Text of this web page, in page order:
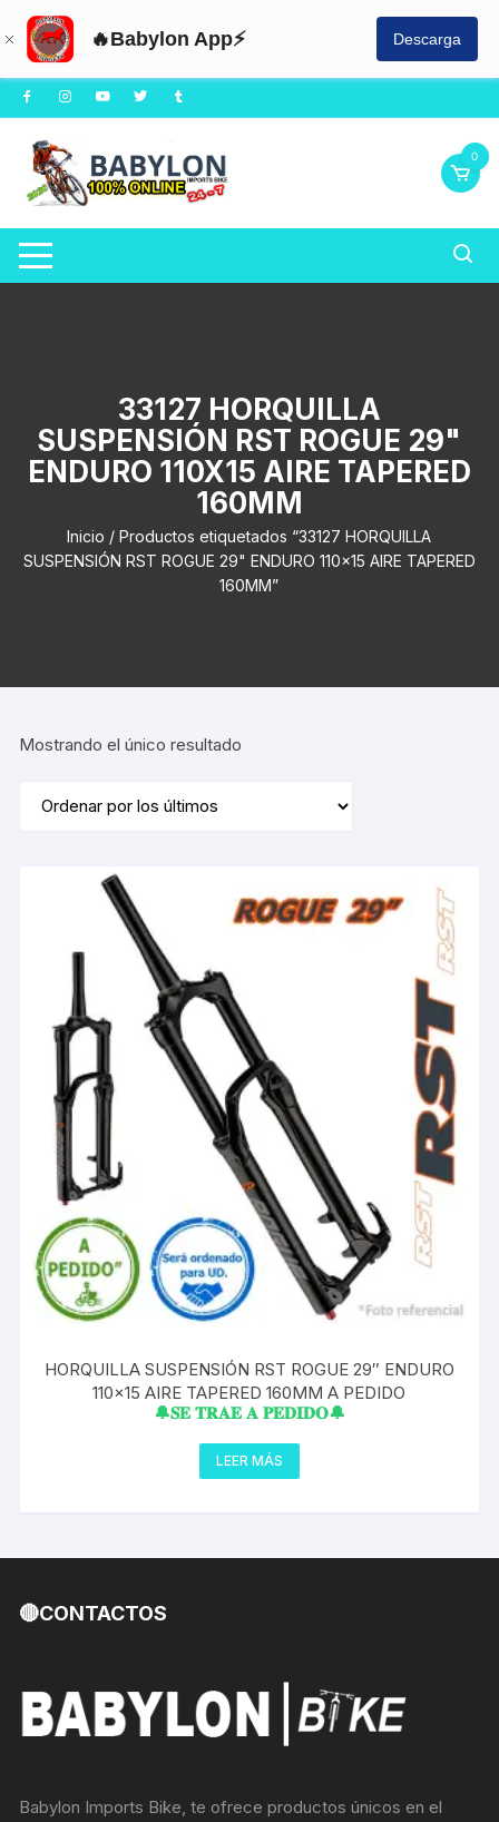
🔥Babylon App⚡ Descarga
Saltar
al
contenido
0
33127 HORQUILLA
SUSPENSIÓN RST ROGUE 29"
ENDURO 110X15 AIRE TAPERED
160MM
Inicio / Productos etiquetados “33127 HORQUILLA
SUSPENSIÓN RST ROGUE 29" ENDURO 110x15 AIRE TAPERED
160MM”
Mostrando el único resultado
HORQUILLA SUSPENSIÓN RST ROGUE 29″ ENDURO
110×15 AIRE TAPERED 160MM A PEDIDO
🔔𝐒𝐄 𝐓𝐑𝐀𝐄 𝐀 𝐏𝐄𝐃𝐈𝐃𝐎🔔
LEER MÁS
🔴CONTACTOS
Babylon Imports Bike, te ofrece productos únicos en el